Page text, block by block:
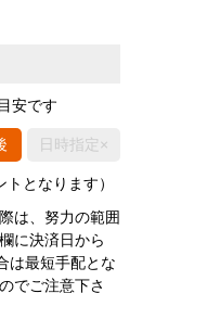
安です
日時指定×
となります）
は、努力の範囲
に決済日から
は最短手配とな
でご注意下さ